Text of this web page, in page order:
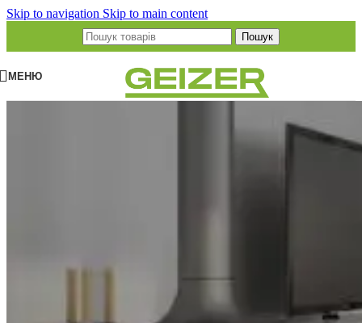
Skip to navigation Skip to main content
Пошук
МЕНЮ